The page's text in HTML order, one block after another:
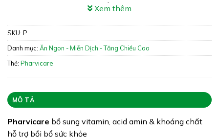
Công dụng: Pharvicare bổ sung vitamin, acid amin &
Xuất xứ: Việt Nam
Giấy phép: 1949/2019//ĐKSP
Quy cách: Hộp 100 viên
Xem thêm
SKU: P
Danh mục: Ăn Ngon - Miễn Dịch - Tăng Chiều Cao
Thẻ: Pharvicare
MÔ TẢ
Pharvicare bổ sung vitamin, acid amin & khoáng chất
hỗ trợ bồi bổ sức khỏe